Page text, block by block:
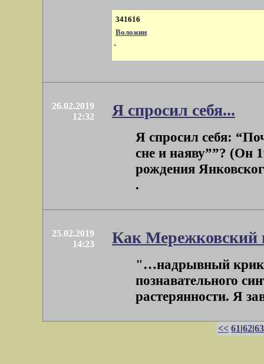
341616
Воложин
-
26.02.2019
12:32
Я спросил себя...
Я спросил себя:
сне и наяву””? (Он
рождения
.
25.02.2019
14:23
Как Мережковский
"…надрывный крик
познавательного
растерянности. Я
<< 61|62|63